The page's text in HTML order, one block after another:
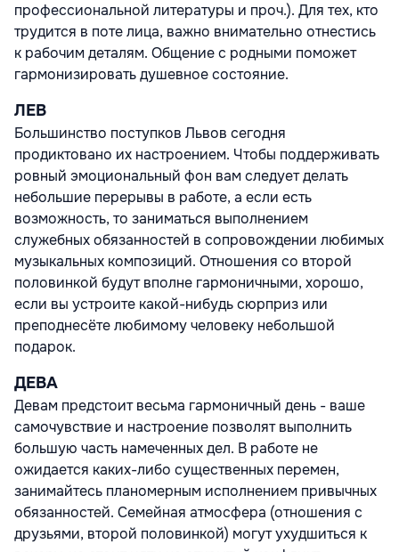
профессиональной литературы и проч.). Для тех, кто
трудится в поте лица, важно внимательно отнестись
к рабочим деталям. Общение с родными поможет
гармонизировать душевное состояние.
ЛЕВ
Большинство поступков Львов сегодня
продиктовано их настроением. Чтобы поддерживать
ровный эмоциональный фон вам следует делать
небольшие перерывы в работе, а если есть
возможность, то заниматься выполнением
служебных обязанностей в сопровождении любимых
музыкальных композиций. Отношения со второй
половинкой будут вполне гармоничными, хорошо,
если вы устроите какой-нибудь сюрприз или
преподнесёте любимому человеку небольшой
подарок.
ДЕВА
Девам предстоит весьма гармоничный день - ваше
самочувствие и настроение позволят выполнить
большую часть намеченных дел. В работе не
ожидается каких-либо существенных перемен,
занимайтесь планомерным исполнением привычных
обязанностей. Семейная атмосфера (отношения с
друзьями, второй половинкой) могут ухудшиться к